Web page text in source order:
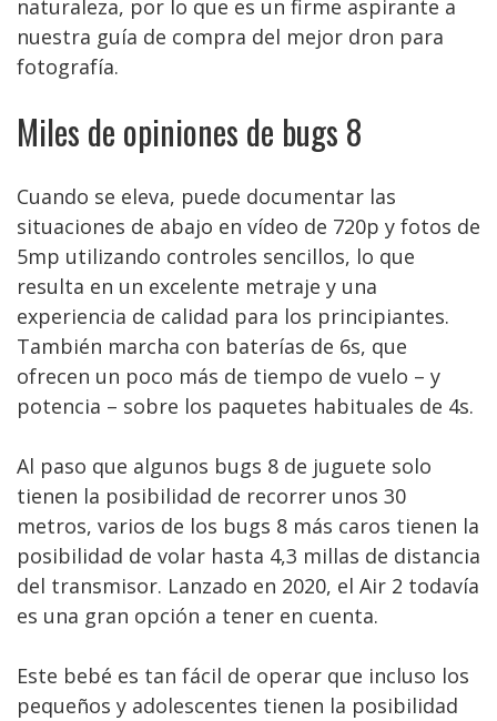
naturaleza, por lo que es un firme aspirante a
nuestra guía de compra del mejor dron para
fotografía.
Miles de opiniones de bugs 8
Cuando se eleva, puede documentar las
situaciones de abajo en vídeo de 720p y fotos de
5mp utilizando controles sencillos, lo que
resulta en un excelente metraje y una
experiencia de calidad para los principiantes.
También marcha con baterías de 6s, que
ofrecen un poco más de tiempo de vuelo – y
potencia – sobre los paquetes habituales de 4s.
Al paso que algunos bugs 8 de juguete solo
tienen la posibilidad de recorrer unos 30
metros, varios de los bugs 8 más caros tienen la
posibilidad de volar hasta 4,3 millas de distancia
del transmisor. Lanzado en 2020, el Air 2 todavía
es una gran opción a tener en cuenta.
Este bebé es tan fácil de operar que incluso los
pequeños y adolescentes tienen la posibilidad